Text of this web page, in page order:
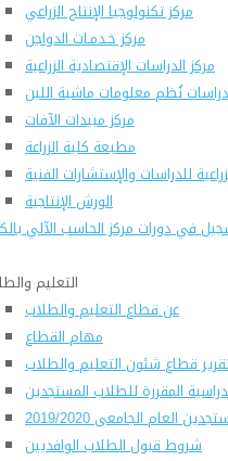
مركز تكنولوجيا الإنتاج الزراعي
مركز خـدمـات الدواجن
مركز الدراسات الإقتصادية الزراعية
نُظم معلومات ماشية اللبن
مركز مبيدات الآفات
مطبعة كلية الزراعة
للدراسات والإستشارات الفنية
الورش الإنتاجية
في دورات مركز الحاسب الآلي
التعليم
عن قطاع التعليم والطلاب
مهام القطاع
قطاع شئون التعليم والطلاب
المقررة للطلاب المستجدين
العام الجامعى 2019/2020
شروط قبول الطلاب الوافديين